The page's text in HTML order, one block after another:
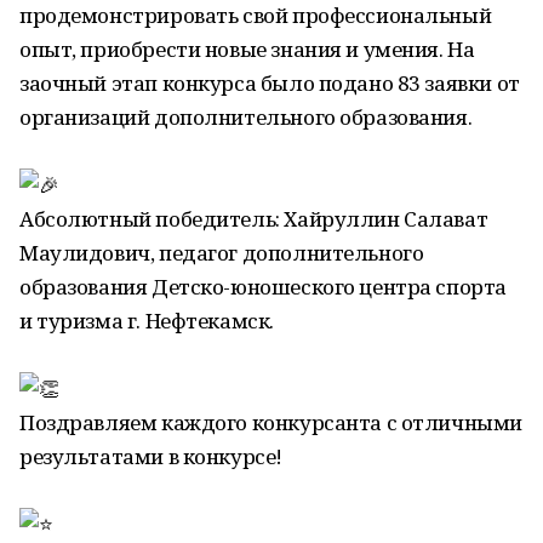
продемонстрировать свой профессиональный
опыт, приобрести новые знания и умения. На
заочный этап конкурса было подано 83 заявки от
организаций дополнительного образования.
Абсолютный победитель: Хайруллин Салават
Маулидович, педагог дополнительного
образования Детско-юношеского центра спорта
и туризма г. Нефтекамск.
Поздравляем каждого конкурсанта с отличными
результатами в конкурсе!